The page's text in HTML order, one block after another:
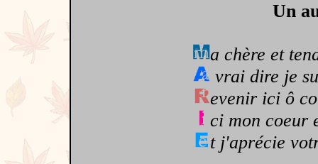
Un
a chère et
vrai dire je
evenir ici ô
ci mon coeur
t j'aprécie